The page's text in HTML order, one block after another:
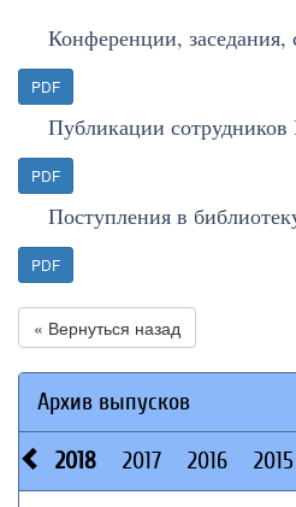
Конференции, заседания,
PDF
Публикации
PDF
Поступления в
PDF
« Вернуться назад
Архив выпусков
2018 2017 2016 2015